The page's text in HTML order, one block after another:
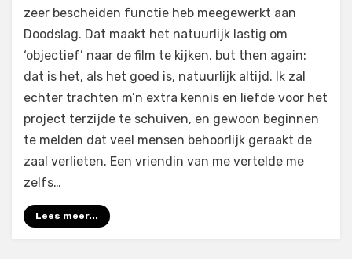
(2012)
zeer bescheiden functie heb meegewerkt aan
Doodslag. Dat maakt het natuurlijk lastig om
‘objectief’ naar de film te kijken, but then again:
dat is het, als het goed is, natuurlijk altijd. Ik zal
echter trachten m’n extra kennis en liefde voor het
project terzijde te schuiven, en gewoon beginnen
te melden dat veel mensen behoorlijk geraakt de
zaal verlieten. Een vriendin van me vertelde me
zelfs…
Lees meer...